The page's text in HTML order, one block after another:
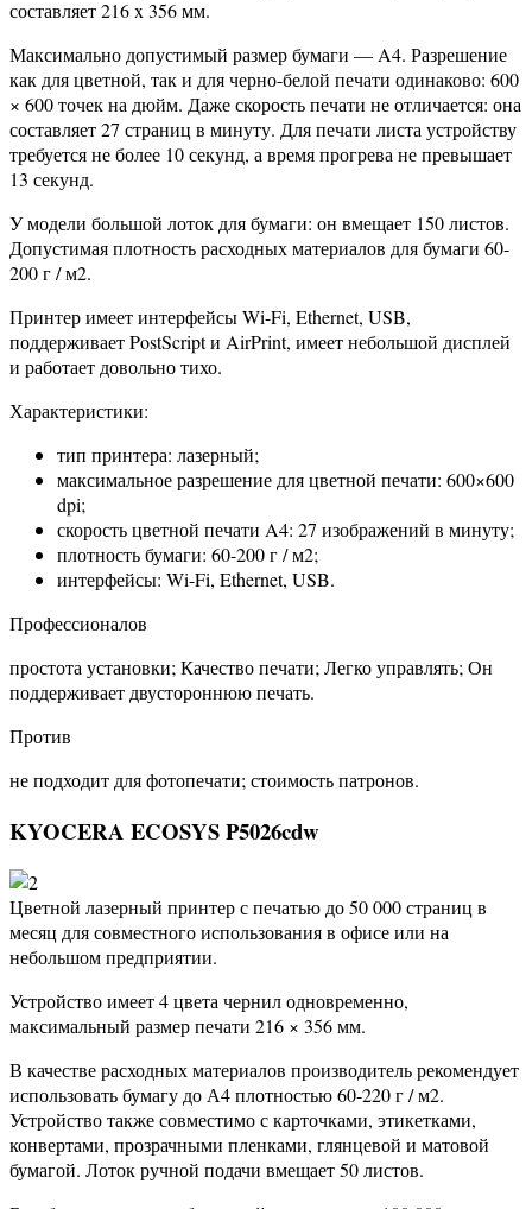
составляет 216 x 356 мм.
Максимально допустимый размер бумаги — A4. Разрешение
как для цветной, так и для черно-белой печати одинаково: 600
× 600 точек на дюйм. Даже скорость печати не отличается: она
составляет 27 страниц в минуту. Для печати листа устройству
требуется не более 10 секунд, а время прогрева не превышает
13 секунд.
У модели большой лоток для бумаги: он вмещает 150 листов.
Допустимая плотность расходных материалов для бумаги 60-
200 г / м2.
Принтер имеет интерфейсы Wi-Fi, Ethernet, USB,
поддерживает PostScript и AirPrint, имеет небольшой дисплей
и работает довольно тихо.
Характеристики:
тип принтера: лазерный;
максимальное разрешение для цветной печати: 600×600
dpi;
скорость цветной печати A4: 27 изображений в минуту;
плотность бумаги: 60-200 г / м2;
интерфейсы: Wi-Fi, Ethernet, USB.
Профессионалов
простота установки; Качество печати; Легко управлять; Он
поддерживает двустороннюю печать.
Против
не подходит для фотопечати; стоимость патронов.
KYOCERA ECOSYS P5026cdw
Цветной лазерный принтер с печатью до 50 000 страниц в
месяц для совместного использования в офисе или на
небольшом предприятии.
Устройство имеет 4 цвета чернил одновременно,
максимальный размер печати 216 × 356 мм.
В качестве расходных материалов производитель рекомендует
использовать бумагу до А4 плотностью 60-220 г / м2.
Устройство также совместимо с карточками, этикетками,
конвертами, прозрачными пленками, глянцевой и матовой
бумагой. Лоток ручной подачи вмещает 50 листов.